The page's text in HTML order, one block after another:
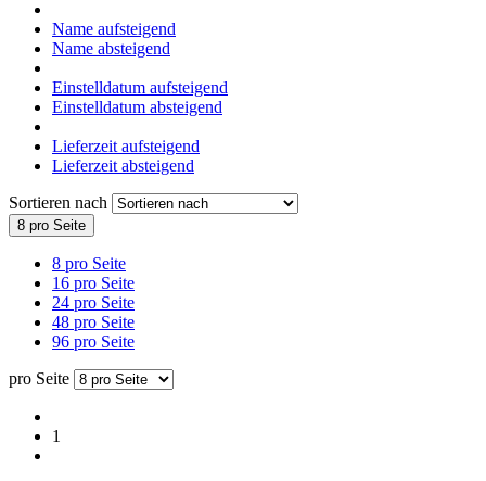
Name aufsteigend
Name absteigend
Einstelldatum aufsteigend
Einstelldatum absteigend
Lieferzeit aufsteigend
Lieferzeit absteigend
Sortieren nach
8 pro Seite
8 pro Seite
16 pro Seite
24 pro Seite
48 pro Seite
96 pro Seite
pro Seite
1